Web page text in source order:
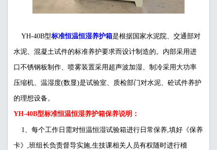
YH-40B型标准恒温恒湿养护箱是根据国家水泥院、交通部对
水泥、混凝土试件的标准养护要求而设计制造的。内部采用进
口不锈钢板制作、喷雾装置采用超声波加湿、制冷采用大功率
压缩机、温湿度(数显)是试验室、质检部门对水泥、砼试件养护
的理想设备。
YH-40B型标准恒温恒湿养护箱保养说明：
1、每个工作日需对恒温恒湿试验箱进行日常保养,填好《保养
卡》,班组长负责督导实施,生技课相关人员有权随时进行稽